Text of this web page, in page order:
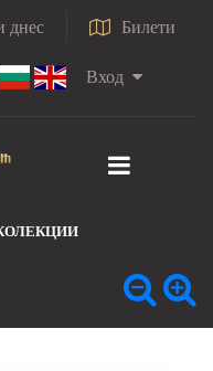
днес Билети
Вход